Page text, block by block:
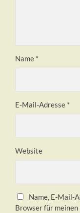
Name *
E-Mail-Adresse *
Website
Name, E-Mail-
Browser für